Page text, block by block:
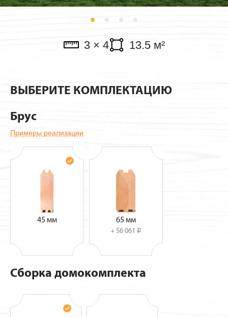
Павильоны
3 × 4 13.5 м²
ВЫБЕРИТЕ КОМПЛЕКТАЦИЮ
Брус
Примеры реализации
45 мм 65 мм
+ 56 061 i
Сборка домокомплекта